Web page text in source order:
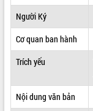
THÔNG TIN CHỈ ĐẠO ĐIỀU
HỆ THỐNG VĂN BẢN
VĂN BẢN HĐND TỈNH
ĐIỂM TIN VĂN BẢN
Người Ký
Cơ quan ban hành
Trích yếu
Nội dung văn bản